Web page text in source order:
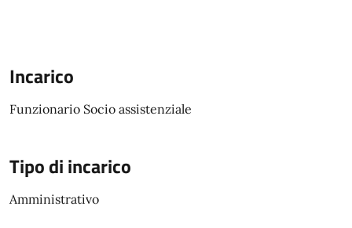
Incarico
Funzionario Socio assistenziale
Tipo di incarico
Amministrativo